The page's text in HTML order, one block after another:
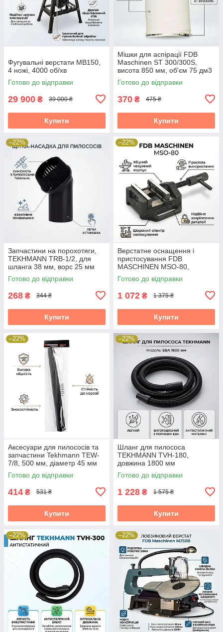
Фугувальні верстати MB150,
4 ножі, 4000 об/хв
Готово до відправки
29 900 ₴ 39 000 ₴
Купити
Мішки для аспірації FDB
Maschinen ST 300/300S,
висота 850 мм, об'єм 75 дм3
Готово до відправки
370 ₴ 475 ₴
Купити
–22%
Запчастини на порохотяги,
TEKHMANN TRB-1/2, для
шланга 38 мм, ворс 25 мм
Готово до відправки
268 ₴ 344 ₴
Купити
–22%
Верстатне оснащення і
пристосування FDB
MASCHINEN MSO-80,
розкриття 60 мм
Готово до відправки
1 072 ₴ 1 375 ₴
Купити
–22%
Аксесуари для пилососів та
запчастини Tekhmann TEW-
7/8, 500 мм, діаметр 45 мм
Готово до відправки
414 ₴ 531 ₴
Купити
–22%
Шланг для пилососа
TEKHMANN TVH-180,
довжина 1800 мм
Готово до відправки
1 228 ₴ 1 575 ₴
Купити
–22% –22%